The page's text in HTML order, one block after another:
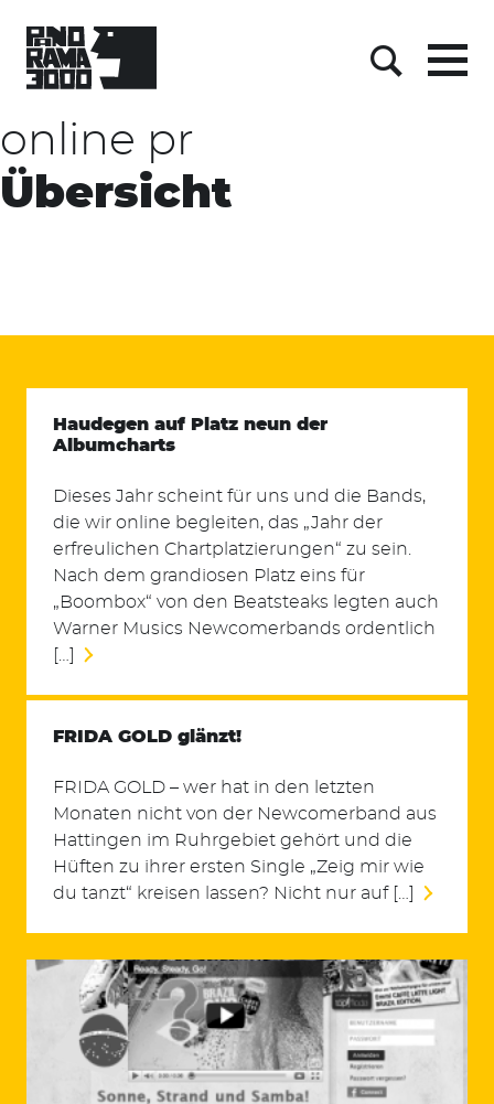
content
Menu
online pr
Übersicht
Haudegen auf Platz neun der
Albumcharts
Dieses Jahr scheint für uns und die Bands,
die wir online begleiten, das „Jahr der
erfreulichen Chartplatzierungen“ zu sein.
Nach dem grandiosen Platz eins für
„Boombox“ von den Beatsteaks legten auch
Warner Musics Newcomerbands ordentlich
FRIDA GOLD glänzt!
FRIDA GOLD – wer hat in den letzten
Monaten nicht von der Newcomerband aus
Hattingen im Ruhrgebiet gehört und die
Hüften zu ihrer ersten Single „Zeig mir wie
du tanzt“ kreisen lassen? Nicht nur auf […]